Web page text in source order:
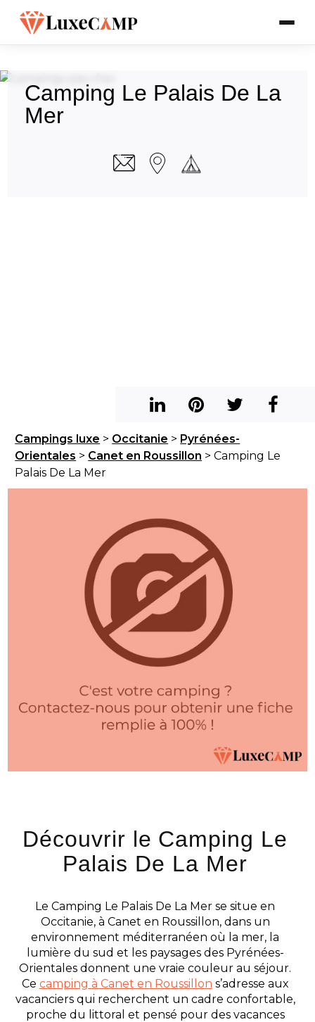
Camping Le Palais De La
Mer
Campings luxe > Occitanie > Pyrénées-
Orientales > Canet en Roussillon > Camping Le
Palais De La Mer
Découvrir le Camping Le
Palais De La Mer
Le Camping Le Palais De La Mer se situe en
Occitanie, à Canet en Roussillon, dans un
environnement méditerranéen où la mer, la
lumière du sud et les paysages des Pyrénées-
Orientales donnent une vraie couleur au séjour.
Ce camping à Canet en Roussillon s’adresse aux
vacanciers qui recherchent un cadre confortable,
proche du littoral et pensé pour des vacances